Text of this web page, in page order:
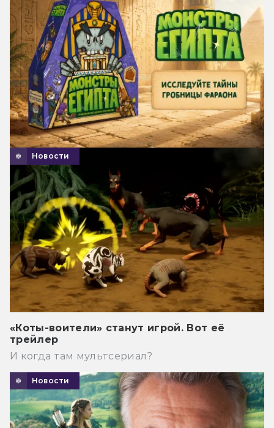
Новости
«Коты-воители» станут игрой. Вот её
трейлер
И когда там мультсериал?
Новости